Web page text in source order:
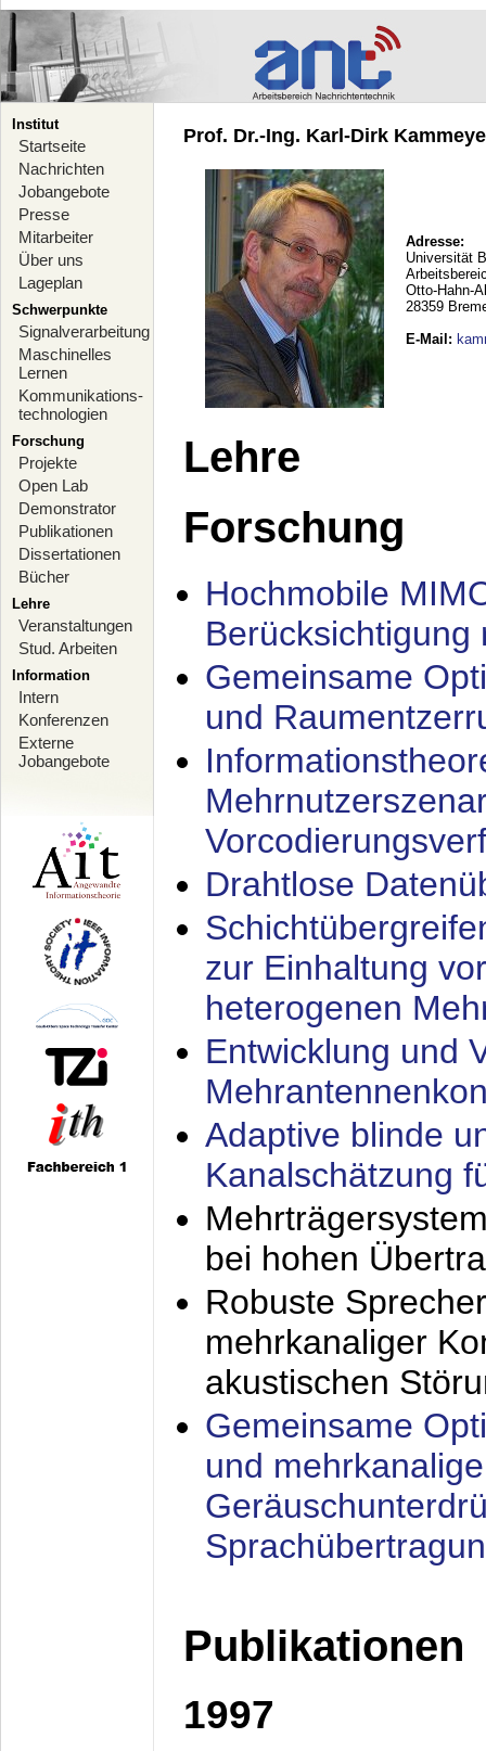
Institut
Startseite
Nachrichten
Jobangebote
Presse
Mitarbeiter
Über uns
Lageplan
Schwerpunkte
Signalverarbeitung
Maschinelles
Lernen
Kommunikations-
technologien
Forschung
Projekte
Open Lab
Demonstrator
Publikationen
Dissertationen
Bücher
Lehre
Veranstaltungen
Stud. Arbeiten
Information
Intern
Konferenzen
Externe
Jobangebote
Prof. Dr.-Ing. Karl-Dirk
Adresse:
Universität
Otto-Hahn-
28359
E-Mail :
Lehre
Forschung
Hochmobile
Berücksichtigung
Gemeinsame
und
Drahtlose
zur Einhaltung
heterogenen
Entwicklung und
Adaptive blinde
Kanalschätzung
bei hohen
Robuste
mehrkanaliger
akustischen
Gemeinsame
und
Publikationen
1997